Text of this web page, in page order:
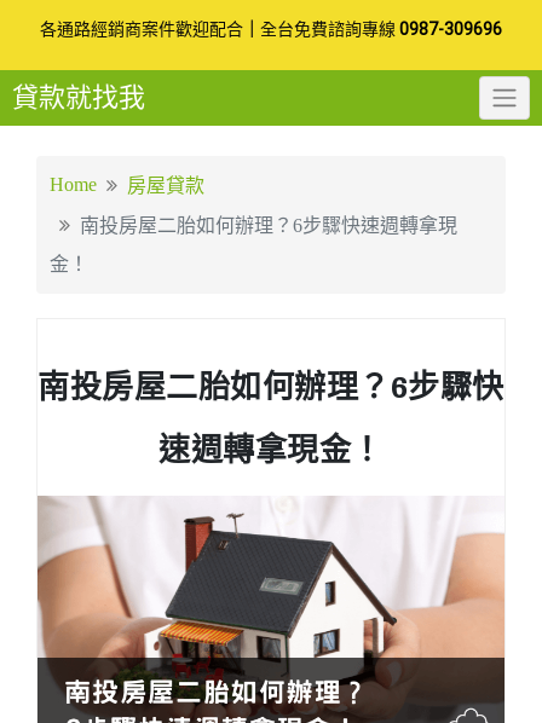
to
content
各通路經銷商案件歡迎配合 全台免費諮詢專線 0987-309696
貸款就找我
Home
房屋貸款
南投房屋二胎如何辦理？6步驟快速週轉拿現
金！
南投房屋二胎如何辦理？6步驟快
速週轉拿現金！